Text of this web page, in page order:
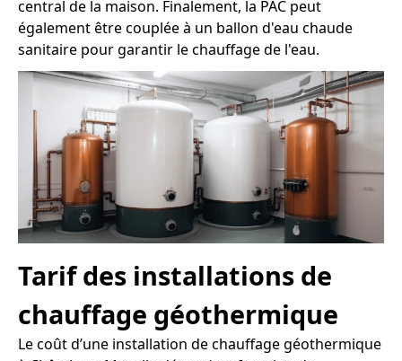
central de la maison. Finalement, la PAC peut
également être couplée à un ballon d'eau chaude
sanitaire pour garantir le chauffage de l'eau.
Tarif des installations de
chauffage géothermique
Le coût d’une installation de chauffage géothermique